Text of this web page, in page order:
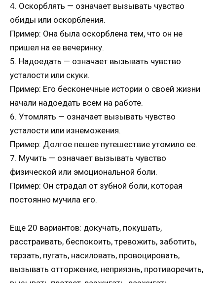
4. Оскорблять — означает вызывать чувство
обиды или оскорбления.
Пример: Она была оскорблена тем, что он не
пришел на ее вечеринку.
5. Надоедать — означает вызывать чувство
усталости или скуки.
Пример: Его бесконечные истории о своей жизни
начали надоедать всем на работе.
6. Утомлять — означает вызывать чувство
усталости или изнеможения.
Пример: Долгое пешее путешествие утомило ее.
7. Мучить — означает вызывать чувство
физической или эмоциональной боли.
Пример: Он страдал от зубной боли, которая
постоянно мучила его.
Еще 20 вариантов: докучать, покушать,
расстраивать, беспокоить, тревожить, заботить,
терзать, пугать, насиловать, провоцировать,
вызывать отторжение, неприязнь, противоречить,